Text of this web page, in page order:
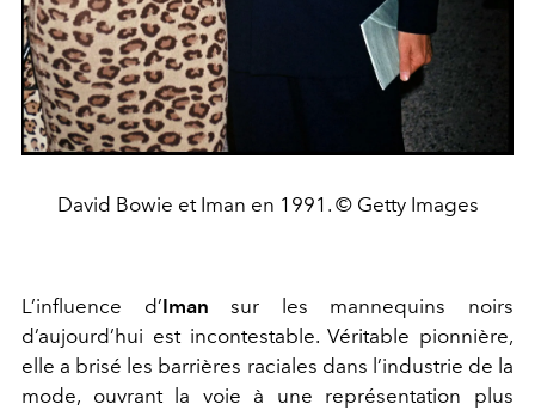
David Bowie et Iman en 1991. © Getty Images
L’influence d’Iman sur les mannequins noirs
d’aujourd’hui est incontestable. Véritable pionnière,
elle a brisé les barrières raciales dans l’industrie de la
mode, ouvrant la voie à une représentation plus